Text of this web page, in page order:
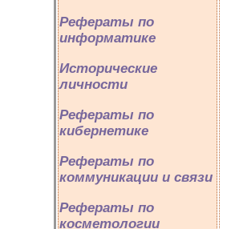
Рефераты по
информатике
Исторические
личности
Рефераты по
кибернетике
Рефераты по
коммуникации и связи
Рефераты по
косметологии